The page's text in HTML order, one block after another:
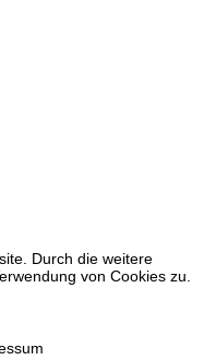
Durch die weitere
von Cookies zu.